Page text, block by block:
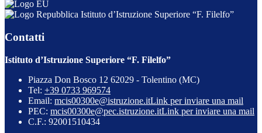
Istituto d’Istruzione Superiore “F. Filelfo”
Contatti
Istituto d’Istruzione Superiore “F. Filelfo”
Piazza Don Bosco 12 62029 - Tolentino (MC)
Tel: +39 0733 969574
Email: mcis00300e@istruzione.itLink per inviare una mail
PEC: mcis00300e@pec.istruzione.itLink per inviare una mail
C.F.: 92001510434